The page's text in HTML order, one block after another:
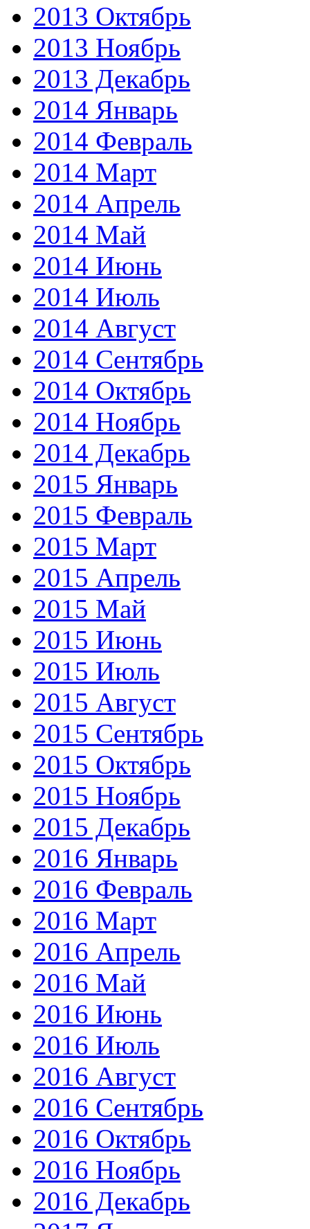
2013 Октябрь
2013 Ноябрь
2013 Декабрь
2014 Январь
2014 Февраль
2014 Март
2014 Апрель
2014 Май
2014 Июнь
2014 Июль
2014 Август
2014 Сентябрь
2014 Октябрь
2014 Ноябрь
2014 Декабрь
2015 Январь
2015 Февраль
2015 Март
2015 Апрель
2015 Май
2015 Июнь
2015 Июль
2015 Август
2015 Сентябрь
2015 Октябрь
2015 Ноябрь
2015 Декабрь
2016 Январь
2016 Февраль
2016 Март
2016 Апрель
2016 Май
2016 Июнь
2016 Июль
2016 Август
2016 Сентябрь
2016 Октябрь
2016 Ноябрь
2016 Декабрь